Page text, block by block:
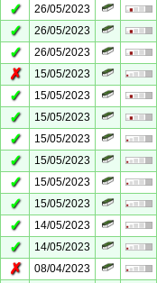
✓ 26/05/2023
✓ 26/05/2023
✓ 26/05/2023
✗ 15/05/2023
✓ 15/05/2023
✓ 15/05/2023
✓ 15/05/2023
✓ 15/05/2023
✓ 15/05/2023
✓ 15/05/2023
✓ 14/05/2023
✓ 14/05/2023
✗ 08/04/2023